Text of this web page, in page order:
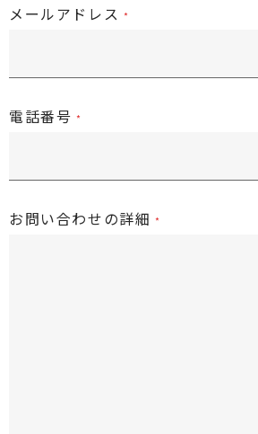
メールアドレス
電話番号
お問い合わせの詳細